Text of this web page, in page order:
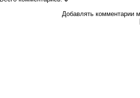
Добавлять комментарии